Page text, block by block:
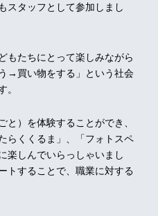
スタッフとして参加しまし
もたちにとって楽しみながら
→買い物をする」という社会
。
と）を体験することができ、
らくくるま」、「フォトスペ
楽しんでいらっしゃいまし
トすることで、職業に対する